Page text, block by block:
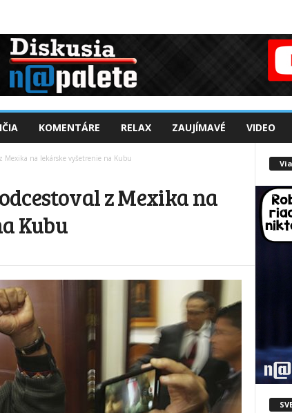
KOMENTÁRE RELAX ZAUJÍMAVÉ VIDEO
Mexika na lekárske vyšetrenie na Kubu
z Mexika na
Kubu